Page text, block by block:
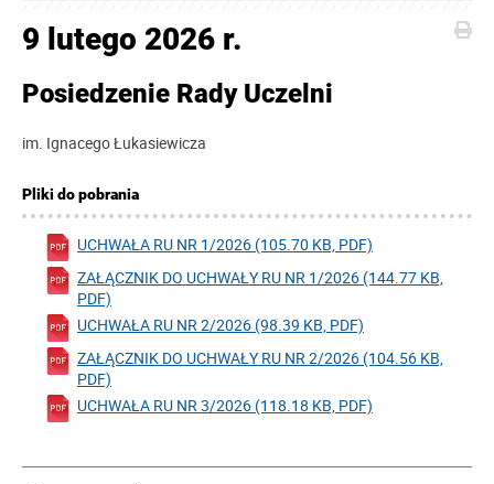
9 lutego 2026 r.
Posiedzenie Rady Uczelni
im. Ignacego Łukasiewicza
Pliki do pobrania
UCHWAŁA RU NR 1/2026 (105.70 KB, PDF)
ZAŁĄCZNIK DO UCHWAŁY RU NR 1/2026 (144.77 KB,
PDF)
UCHWAŁA RU NR 2/2026 (98.39 KB, PDF)
ZAŁĄCZNIK DO UCHWAŁY RU NR 2/2026 (104.56 KB,
PDF)
UCHWAŁA RU NR 3/2026 (118.18 KB, PDF)